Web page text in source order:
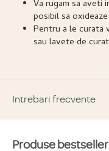
Va rugam sa aveti
posibil sa
Pentru a le curata
sau lavete de
Intrebari frecvente
DESPRE PRODUS ȘI MATERIALE
Produse bestseller